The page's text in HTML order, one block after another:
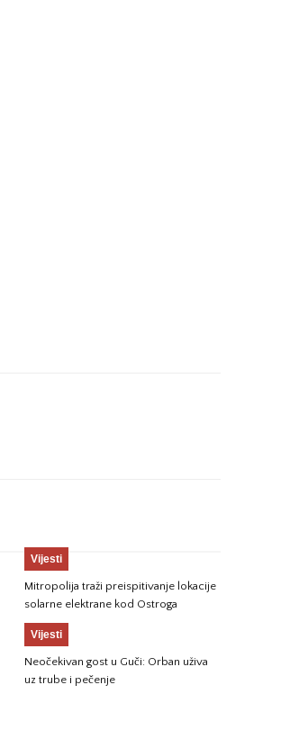
Vijesti
Mitropolija traži preispitivanje lokacije
solarne elektrane kod Ostroga
Vijesti
Neočekivan gost u Guči: Orban uživa
uz trube i pečenje